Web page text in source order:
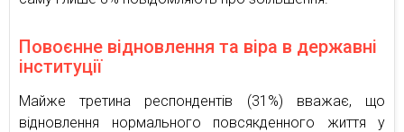
Повоєнне відновлення та віра в державні
інституції
Майже третина респондентів (31%) вважає, що
відновлення нормального повсякденного життя у